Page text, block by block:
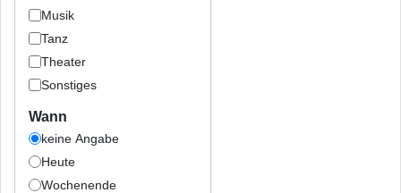
Musik
Tanz
Theater
Sonstiges
Wann
keine Angabe
Heute
Wochenende